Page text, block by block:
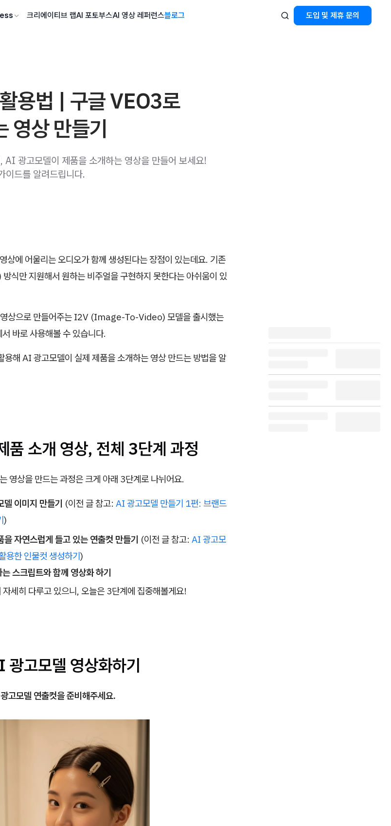
크리에이티브 랩AI 포토부스AI 영상 레퍼런스블로그 도입 및 제휴 문의
용법 | 구글 VEO3로
영상 만들기
AI 광고모델이 제품을 소개하는 영상을 만들어 보세요!
이드를 알려드립니다.
상에 어울리는 오디오가 함께 생성된다는 장점이 있는데요. 기존
만 지원해서 원하는 비주얼을 구현하지 못한다는 아쉬움이 있
영상으로 만들어주는 I2V (Image-To-Video) 모델을 출시했는
바로 사용해볼 수 있습니다.
해 AI 광고모델이 실제 제품을 소개하는 영상 만드는 방법을 알
품 소개 영상, 전체 3단계 과정
영상을 만드는 과정은 크게 아래 3단계로 나뉘어요.
이미지 만들기 (이전 글 참고: AI 광고모델 만들기 1편: 브랜드
)
자연스럽게 들고 있는 연출컷 만들기 (이전 글 참고: AI 광고모
용한 인물컷 생성하기)
스크립트와 함께 영상화 하기
세히 다루고 있으니, 오늘은 3단계에 집중해볼게요!
고모델 영상화하기
고모델 연출컷을 준비해주세요.